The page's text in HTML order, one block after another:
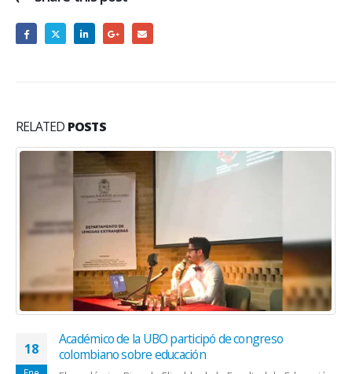
RELATED POSTS
18
Académico de la UBO participó de congreso
colombiano sobre educación